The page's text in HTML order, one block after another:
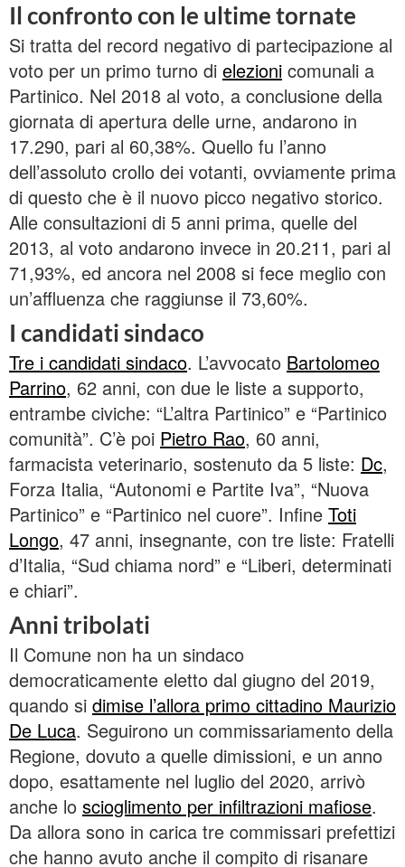
Il confronto con le ultime tornate
Si tratta del record negativo di partecipazione al
voto per un primo turno di elezioni comunali a
Partinico. Nel 2018 al voto, a conclusione della
giornata di apertura delle urne, andarono in
17.290, pari al 60,38%. Quello fu l’anno
dell’assoluto crollo dei votanti, ovviamente prima
di questo che è il nuovo picco negativo storico.
Alle consultazioni di 5 anni prima, quelle del
2013, al voto andarono invece in 20.211, pari al
71,93%, ed ancora nel 2008 si fece meglio con
un’affluenza che raggiunse il 73,60%.
I candidati sindaco
Tre i candidati sindaco. L’avvocato Bartolomeo
Parrino, 62 anni, con due le liste a supporto,
entrambe civiche: “L’altra Partinico” e “Partinico
comunità”. C’è poi Pietro Rao, 60 anni,
farmacista veterinario, sostenuto da 5 liste: Dc,
Forza Italia, “Autonomi e Partite Iva”, “Nuova
Partinico” e “Partinico nel cuore”. Infine Toti
Longo, 47 anni, insegnante, con tre liste: Fratelli
d’Italia, “Sud chiama nord” e “Liberi, determinati
e chiari”.
Anni tribolati
Il Comune non ha un sindaco
democraticamente eletto dal giugno del 2019,
quando si dimise l’allora primo cittadino Maurizio
De Luca. Seguirono un commissariamento della
Regione, dovuto a quelle dimissioni, e un anno
dopo, esattamente nel luglio del 2020, arrivò
anche lo scioglimento per infiltrazioni mafiose.
Da allora sono in carica tre commissari prefettizi
che hanno avuto anche il compito di risanare